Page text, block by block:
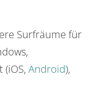
Surfräume für
Android),